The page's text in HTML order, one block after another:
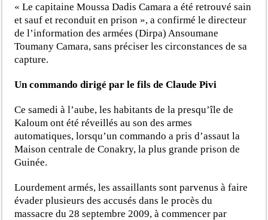
« Le capitaine Moussa Dadis Camara a été retrouvé sain
et sauf et reconduit en prison », a confirmé le directeur
de l’information des armées (Dirpa) Ansoumane
Toumany Camara, sans préciser les circonstances de sa
capture.
Un commando dirigé par le fils de Claude Pivi
Ce samedi à l’aube, les habitants de la presqu’île de
Kaloum ont été réveillés au son des armes
automatiques, lorsqu’un commando a pris d’assaut la
Maison centrale de Conakry, la plus grande prison de
Guinée.
Lourdement armés, les assaillants sont parvenus à faire
évader plusieurs des accusés dans le procès du
massacre du 28 septembre 2009, à commencer par